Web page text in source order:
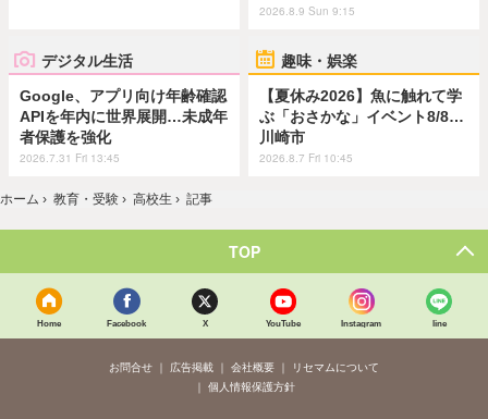
2026.8.9 Sun 9:15
デジタル生活
Google、アプリ向け年齢確認
APIを年内に世界展開…未成年
者保護を強化
2026.7.31 Fri 13:45
趣味・娯楽
【夏休み2026】魚に触れて学
ぶ「おさかな」イベント8/8…
川崎市
2026.8.7 Fri 10:45
ホーム › 教育・受験 › 高校生 › 記事
TOP
Home Facebook X YouTube Instagram line
お問合せ 広告掲載 会社概要
リセマムについて
個人情報保護方針